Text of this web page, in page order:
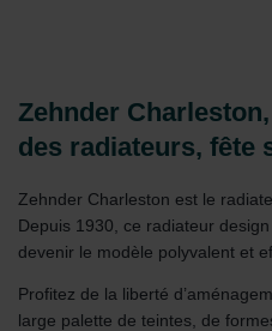
Zehnder
des radiateurs, fête
Zehnder Charleston est le
Depuis 1930, ce radiateur design
devenir le modèle polyvalent et
Profitez de la liberté
large palette de teintes, de